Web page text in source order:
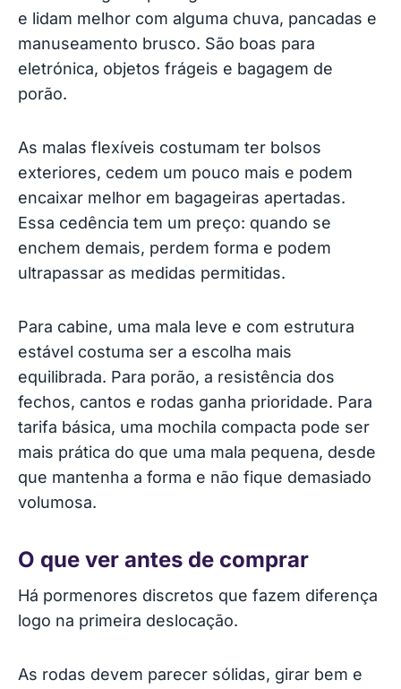
e lidam melhor com alguma chuva, pancadas e
manuseamento brusco. São boas para
eletrónica, objetos frágeis e bagagem de
porão.
As malas flexíveis costumam ter bolsos
exteriores, cedem um pouco mais e podem
encaixar melhor em bagageiras apertadas.
Essa cedência tem um preço: quando se
enchem demais, perdem forma e podem
ultrapassar as medidas permitidas.
Para cabine, uma mala leve e com estrutura
estável costuma ser a escolha mais
equilibrada. Para porão, a resistência dos
fechos, cantos e rodas ganha prioridade. Para
tarifa básica, uma mochila compacta pode ser
mais prática do que uma mala pequena, desde
que mantenha a forma e não fique demasiado
volumosa.
O que ver antes de comprar
Há pormenores discretos que fazem diferença
logo na primeira deslocação.
As rodas devem parecer sólidas, girar bem e